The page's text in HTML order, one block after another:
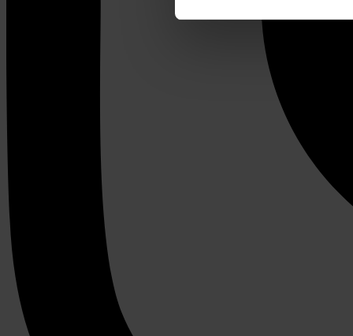
We gebruiken cookies om
websiteverkeer te
media, adverteren en
verstrekt of die ze hebben